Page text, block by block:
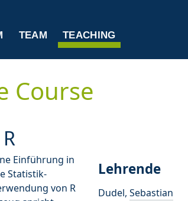
TEAM TEACHING
Course
Einführung in
Statistik-
von R
Lehrende
Dudel, Sebastian